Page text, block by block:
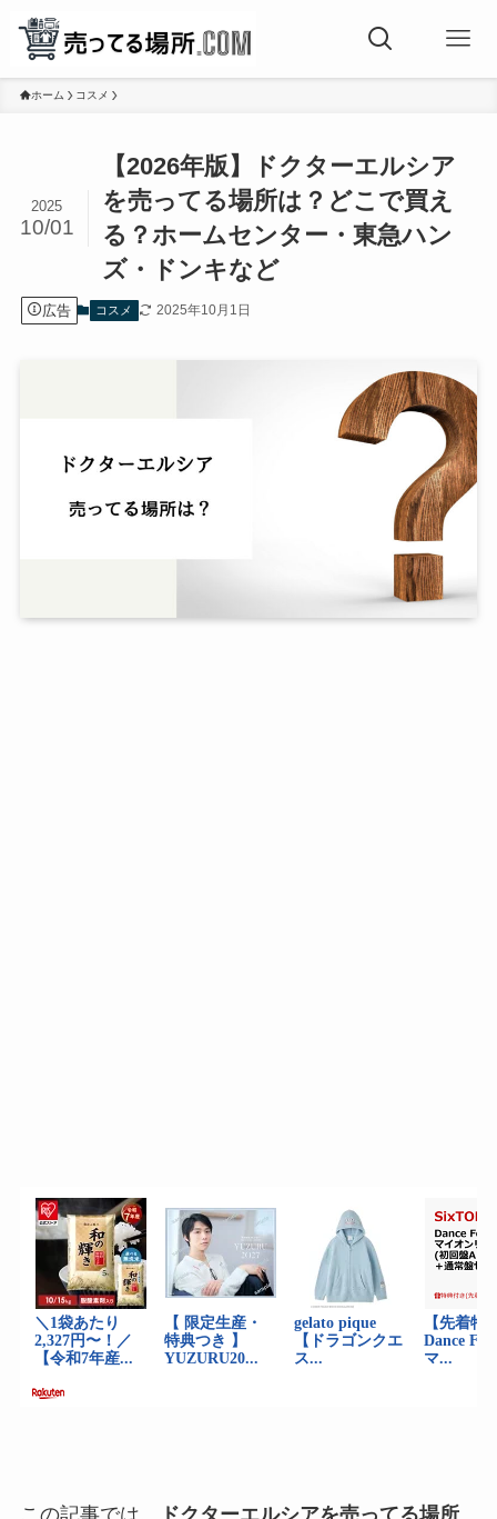
ホーム コスメ
【2026年版】ドクターエルシア
を売ってる場所は？どこで買え
る？ホームセンター・東急ハン
ズ・ドンキなど
2025
10/01
広告 コスメ 2025年10月1日
この記事では、
ドクターエルシアを売ってる場所